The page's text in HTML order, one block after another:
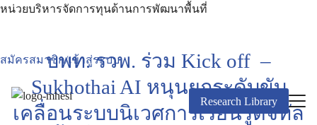
Skip
หน่วยบริหารจัดการทุนด้านการพัฒนาพื้นที่
สมัครสมาชิก/เข้าสู่ระบบ
Research Library
for:
บพท. รวพ. ร่วม Kick off –
Sukhothai AI หนุนยกระดับขับ
เคลื่อนระบบนิเวศการเรียนรู้ดิจิทัล